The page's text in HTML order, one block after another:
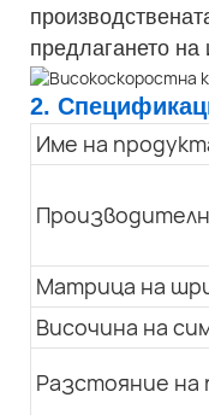
предлагането
2.
Име на
Матрица на
Височина на
Разстояние на